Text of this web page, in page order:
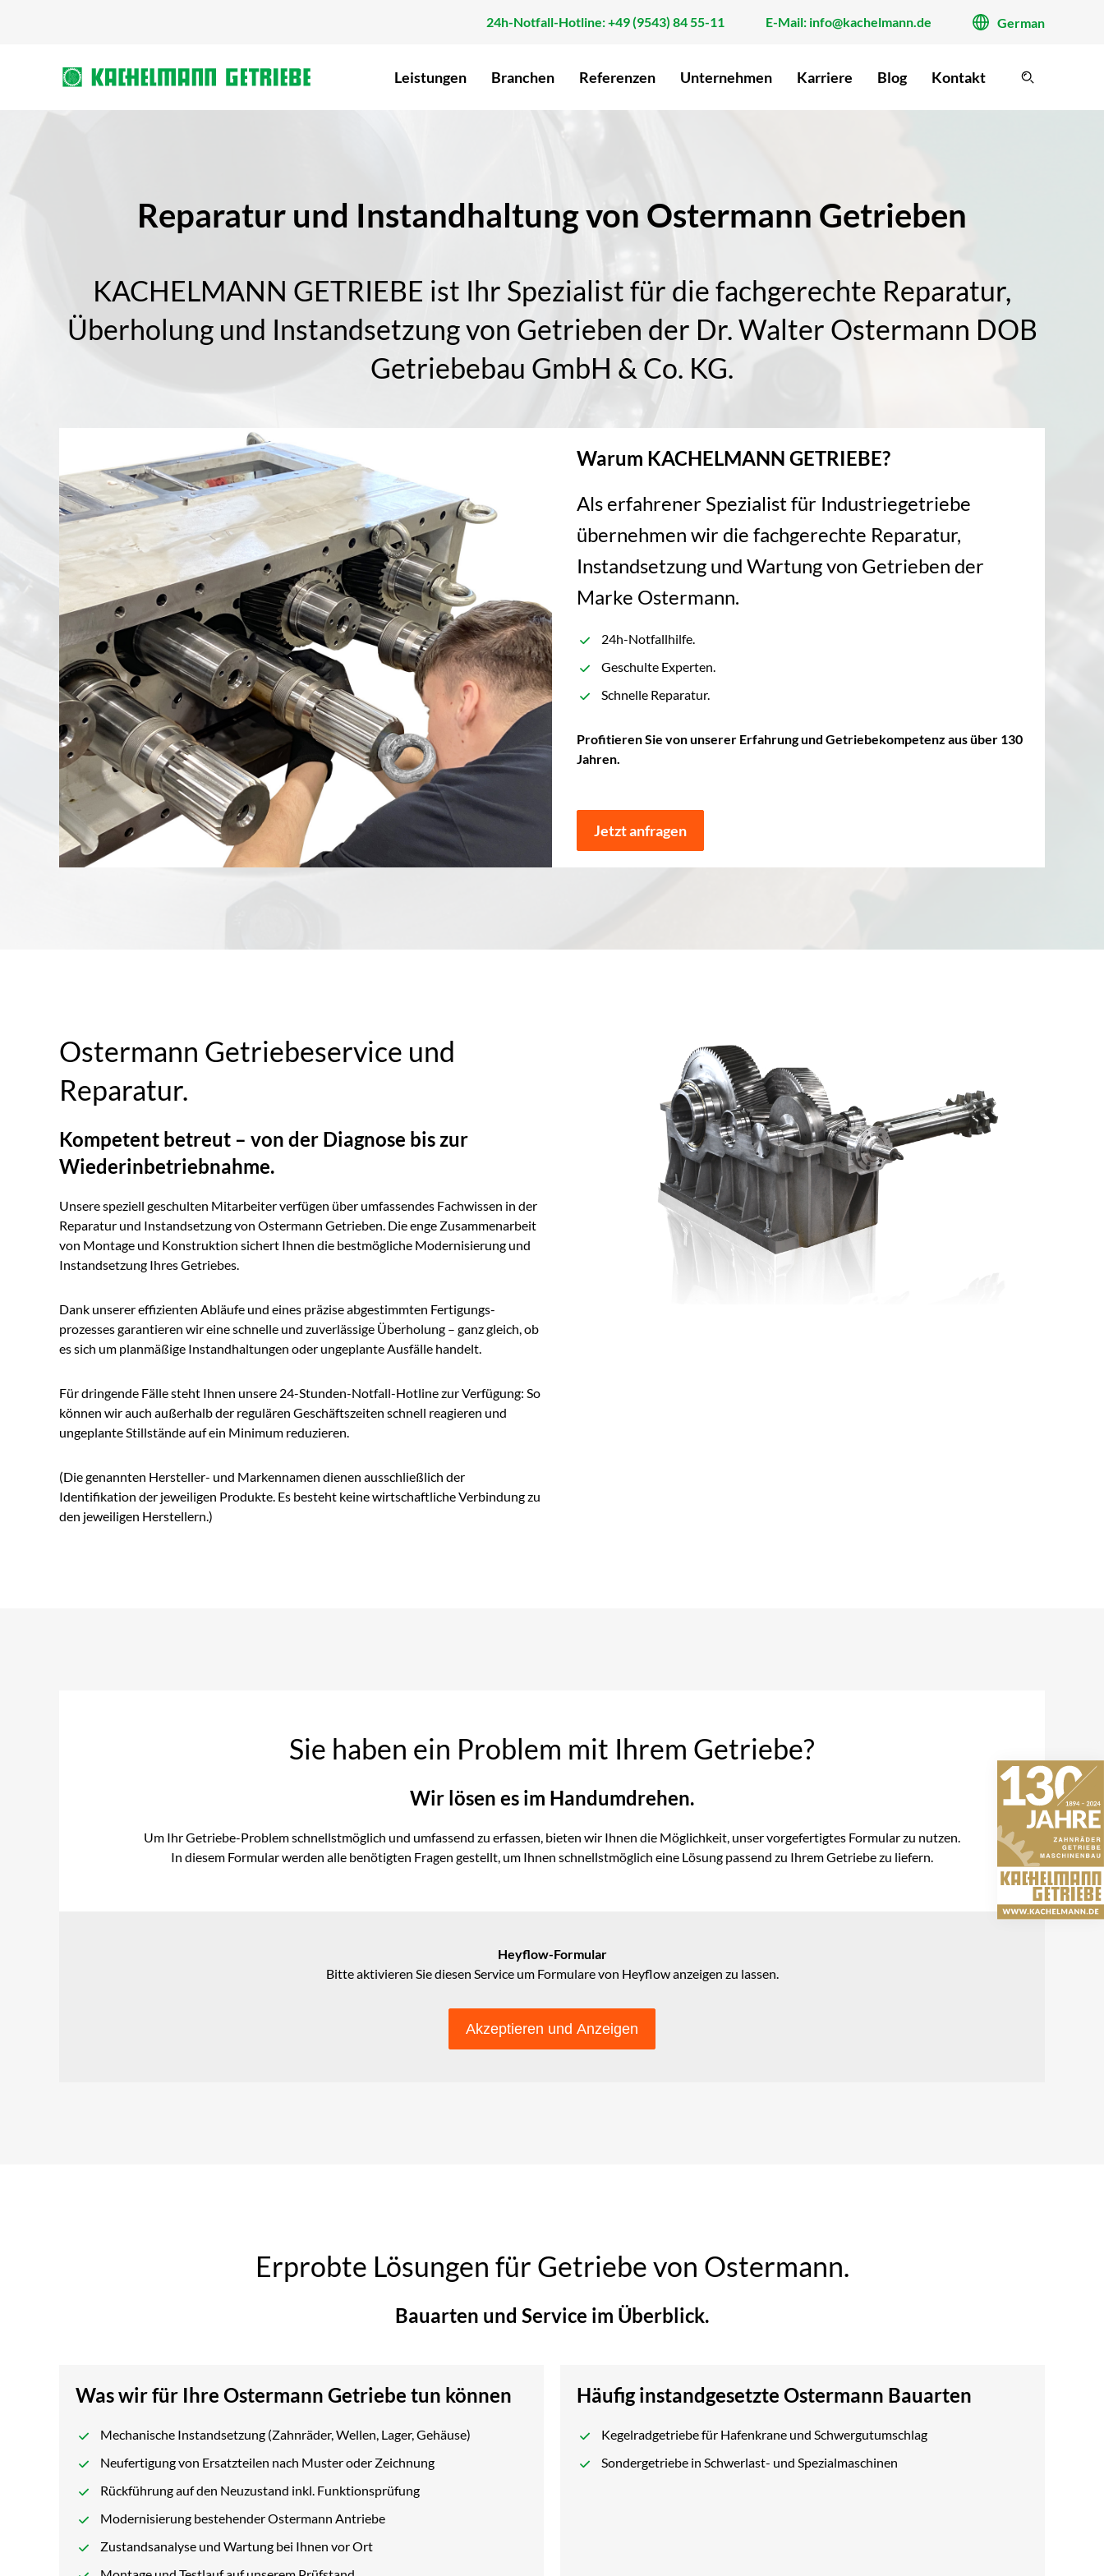
24h-Notfall-Hotline: +49 (9543) 84 55-11 E-Mail: info@kachelmann.de German
Leistungen Branchen Referenzen Unternehmen Karriere Blog Kontakt
Reparatur und Instandhaltung von Ostermann Getrieben
KACHELMANN GETRIEBE ist Ihr Spezialist für die fachgerechte Reparatur,
Überholung und Instandsetzung von Getrieben der Dr. Walter Ostermann DOB
Getriebebau GmbH & Co. KG.
Warum KACHELMANN GETRIEBE?
Als erfahrener Spezialist für Industriegetriebe
übernehmen wir die fachgerechte Reparatur,
Instandsetzung und Wartung von Getrieben der
Marke Ostermann.
24h-Notfallhilfe.
Geschulte Experten.
Schnelle Reparatur.
Profitieren Sie von unserer Erfahrung und Getriebekompetenz aus über 130
Jahren.
Jetzt anfragen
Ostermann Getriebeservice und
Reparatur.
Kompetent betreut – von der Diagnose bis zur
Wiederinbetriebnahme.
Unsere speziell geschulten Mit­arbeiter verfügen über umfassendes Fachwissen in der
Reparatur und Instandsetzung von Ostermann Getrieben. Die enge Zusammen­arbeit
von Montage und Konstruktion sichert Ihnen die best­mögliche Moderni­sierung und
Instandsetzung Ihres Getriebes.
Dank unserer effizienten Abläufe und eines präzise abgestimmten Fertigungs­
prozesses garantieren wir eine schnelle und zuverlässige Überholung – ganz gleich, ob
es sich um planmäßige Instand­haltungen oder ungeplante Ausfälle handelt.
Für dringende Fälle steht Ihnen unsere 24-Stunden-Notfall-Hotline zur Verfügung: So
können wir auch außerhalb der regulären Geschäfts­zeiten schnell reagieren und
ungeplante Still­stände auf ein Minimum reduzieren.
(Die genannten Hersteller- und Markennamen dienen ausschließlich der
Identifikation der jeweiligen Produkte. Es besteht keine wirtschaftliche Verbindung zu
den jeweiligen Herstellern.)
Sie haben ein Problem mit Ihrem Getriebe?
Wir lösen es im Handumdrehen.
Um Ihr Getriebe-Problem schnellstmöglich und umfassend zu erfassen, bieten wir Ihnen die Möglichkeit, unser vorgefertigtes Formular zu nutzen.
In diesem Formular werden alle benötigten Fragen gestellt, um Ihnen schnellstmöglich eine Lösung passend zu Ihrem Getriebe zu liefern.
Heyflow-Formular
Bitte aktivieren Sie diesen Service um Formulare von Heyflow anzeigen zu lassen.
Akzeptieren und Anzeigen
Erprobte Lösungen für Getriebe von Ostermann.
Bauarten und Service im Überblick.
Was wir für Ihre Ostermann Getriebe tun können
Mechanische Instandsetzung (Zahnräder, Wellen, Lager, Gehäuse)
Neufertigung von Ersatzteilen nach Muster oder Zeichnung
Rückführung auf den Neuzustand inkl. Funktionsprüfung
Modernisierung bestehender Ostermann Antriebe
Zustandsanalyse und Wartung bei Ihnen vor Ort
Häufig instandgesetzte Ostermann Bauarten
Kegelradgetriebe für Hafenkrane und Schwergutumschlag
Sondergetriebe in Schwerlast- und Spezialmaschinen